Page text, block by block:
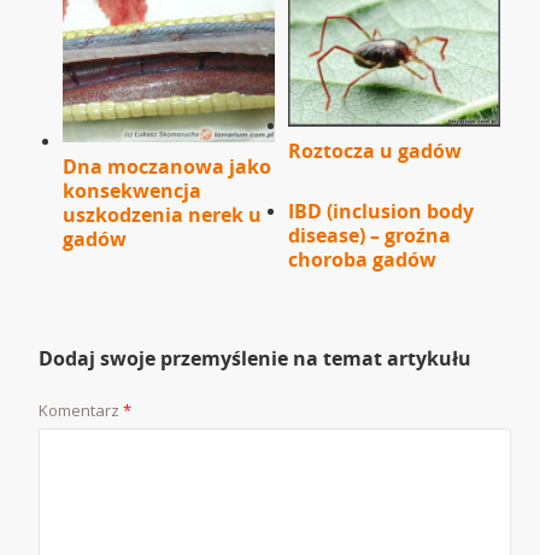
Dna moczanowa jako
konsekwencja
uszkodzenia nerek u
gadów
Roztocza u gadów
IBD (inclusion body
disease) – groźna
choroba gadów
Dodaj swoje przemyślenie na temat artykułu
Komentarz*